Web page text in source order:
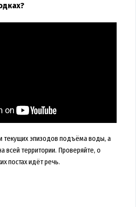
и текущих эпизодов подъёма воды, а
всей территории. Проверяйте, о
постах идёт речь.